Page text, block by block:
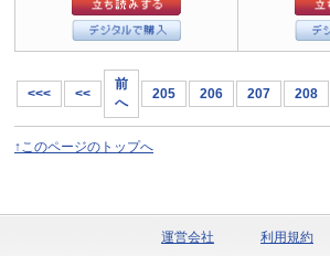
<<< <<
前
へ
205 206 207 208
↑このページのトップへ
運営会社 利用規約